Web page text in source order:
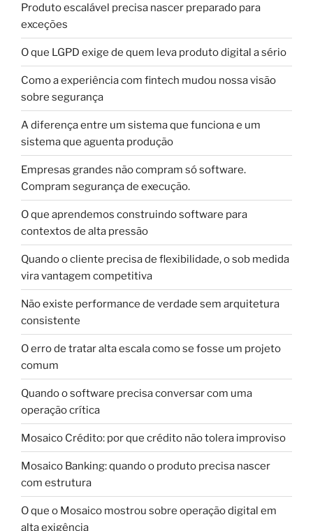
Produto escalável precisa nascer preparado para
exceções
O que LGPD exige de quem leva produto digital a sério
Como a experiência com fintech mudou nossa visão
sobre segurança
A diferença entre um sistema que funciona e um
sistema que aguenta produção
Empresas grandes não compram só software.
Compram segurança de execução.
O que aprendemos construindo software para
contextos de alta pressão
Quando o cliente precisa de flexibilidade, o sob medida
vira vantagem competitiva
Não existe performance de verdade sem arquitetura
consistente
O erro de tratar alta escala como se fosse um projeto
comum
Quando o software precisa conversar com uma
operação crítica
Mosaico Crédito: por que crédito não tolera improviso
Mosaico Banking: quando o produto precisa nascer
com estrutura
O que o Mosaico mostrou sobre operação digital em
alta exigência